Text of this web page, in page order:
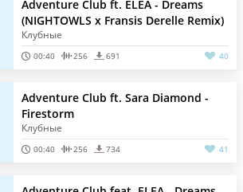
Adventure Club ft. ELEA - Dreams
(NIGHTOWLS x Fransis Derelle Remix)
Клубные
00:40 256 691 40
Adventure Club ft. Sara Diamond -
Firestorm
Клубные
00:40 256 734 41